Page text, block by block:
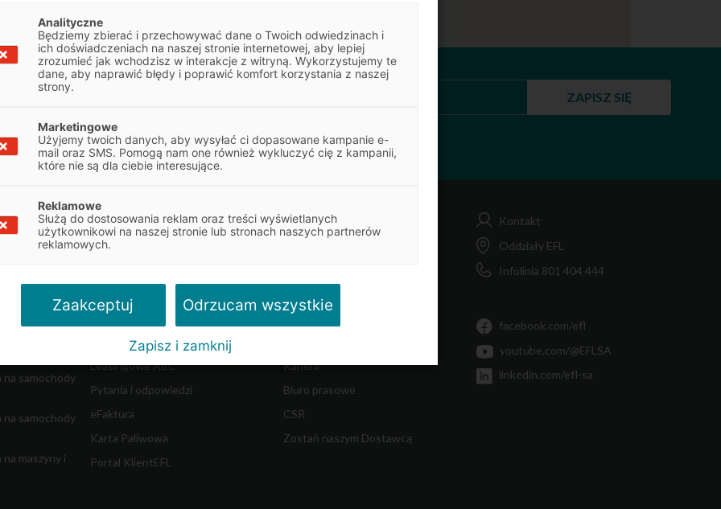
które pomogą
ZAPISZ SIĘ
Obowiązek informacyjny
ciężkich
na samochody
na samochody
maszyny i
Obsługa klienta
Obsługa umowy
Centrum Likwidacji Szkód
Leasing Swobodny
Leasingowe ABC
Pytania i odpowiedzi
eFaktura
Karta Paliwowa
Portal KlientEFL
O firmie
Blog - Biznes i Ty
Kariera
Biuro prasowe
CSR
Zostań naszym Dostawcą
Kontakt
Oddziały EFL
Infolinia 801 404 444
facebook.com/efl
youtube.com/@EFLSA
linkedin.com/efl-sa
Analityczne
Będziemy zbierać i przechowywać dane o Twoich odwiedzinach i
ich doświadczeniach na naszej stronie internetowej, aby lepiej
zrozumieć jak wchodzisz w interakcje z witryną. Wykorzystujemy te
dane, aby naprawić błędy i poprawić komfort korzystania z naszej
strony.
Marketingowe
Użyjemy twoich danych, aby wysyłać ci dopasowane kampanie e-
mail oraz SMS. Pomogą nam one również wykluczyć cię z kampanii,
które nie są dla ciebie interesujące.
Reklamowe
Służą do dostosowania reklam oraz treści wyświetlanych
użytkownikowi na naszej stronie lub stronach naszych partnerów
reklamowych.
Zaakceptuj Odrzucam wszystkie
Zapisz i zamknij